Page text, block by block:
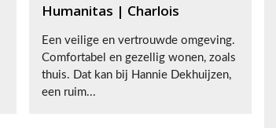
Humanitas | Charlois
Een veilige en vertrouwde omgeving.
Comfortabel en gezellig wonen, zoals
thuis. Dat kan bij Hannie Dekhuijzen,
een ruim...